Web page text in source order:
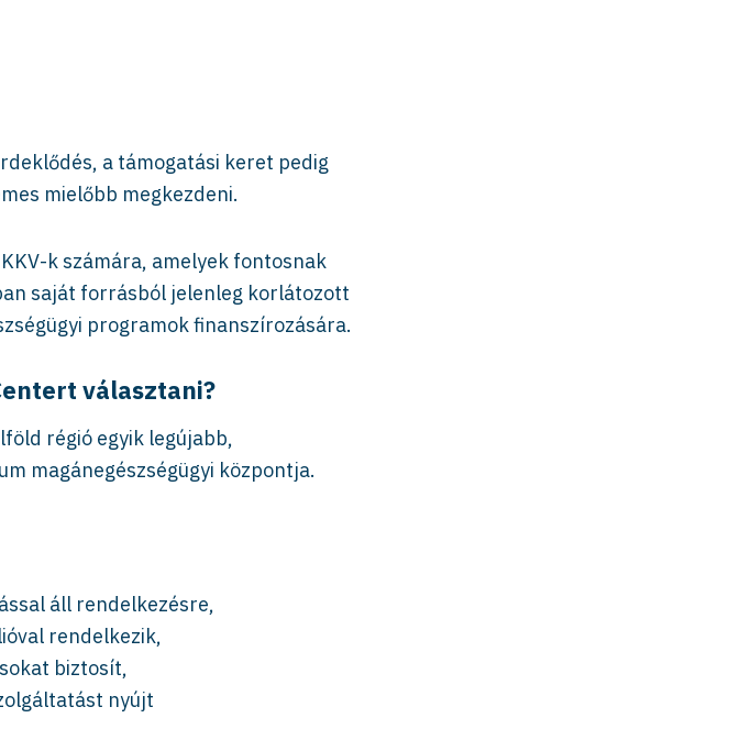
a támogatási keret pedig
mielőbb megkezdeni.
k számára, amelyek fontosnak
saját forrásból jelenleg korlátozott
programok finanszírozására.
választani?
régió egyik legújabb,
magánegészségügyi központja.
áll rendelkezésre,
rendelkezik,
biztosít,
nyújt